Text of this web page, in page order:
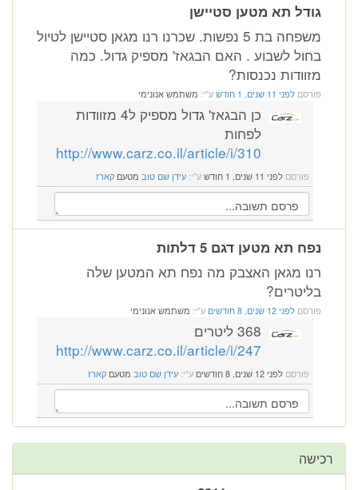
גודל תא מטען סטיישן
משפחה בת 5 נפשות. שכרנו רנו מגאן סטיישן לטיול
בחול לשבוע . האם הבגאז' מספיק גדול. כמה
מזוודות נכנסות?
פורסם לפני 11 שנים, 1 חודש ע"י: משתמש אנונימי
כן הבגאז' גדול מספיק ל4 מזוודות
לפחות
http://www.carz.co.il/article/i/310
פורסם לפני 11 שנים, 1 חודש ע"י: עידן שם טוב מטעם קארז
נפח תא מטען דגם 5 דלתות
רנו מגאן האצבק מה נפח תא המטען שלה
בליטרים?
פורסם לפני 12 שנים, 8 חודשים ע"י: משתמש אנונימי
368 ליטרים
http://www.carz.co.il/article/i/247
פורסם לפני 12 שנים, 8 חודשים ע"י: עידן שם טוב מטעם קארז
רכישה